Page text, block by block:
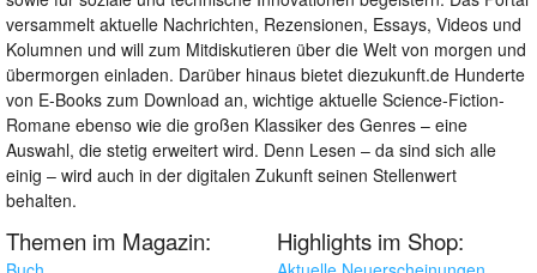
versammelt aktuelle Nachrichten, Rezensionen, Essays, Videos und
Kolumnen und will zum Mitdiskutieren über die Welt von morgen und
übermorgen einladen. Darüber hinaus bietet diezukunft.de Hunderte
von E-Books zum Download an, wichtige aktuelle Science-Fiction-
Romane ebenso wie die großen Klassiker des Genres – eine
Auswahl, die stetig erweitert wird. Denn Lesen – da sind sich alle
einig – wird auch in der digitalen Zukunft seinen Stellenwert
behalten.
Themen im Magazin: Highlights im Shop: